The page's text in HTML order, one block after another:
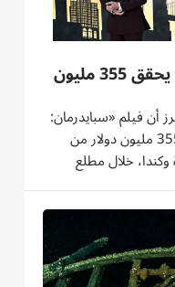
«سبايدرمان: براند نيو داي» يحقق 355 مليون
أن فيلم «سبايدرمان:
براند نيو داي» حقق إيرادات بلغت 355 ‌مليون دولار من
وكندا، ​خلال ⁠مطلع
مكاناً بين أفضل
الفيلم، الذي يمثل...